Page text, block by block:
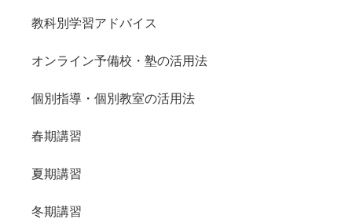
教科別学習アドバイス
オンライン予備校・塾の活用法
個別指導・個別教室の活用法
春期講習
夏期講習
冬期講習